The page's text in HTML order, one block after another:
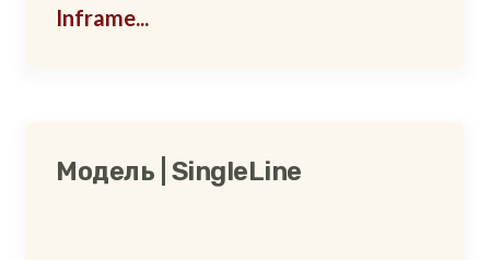
Inframe...
Модель | SingleLine